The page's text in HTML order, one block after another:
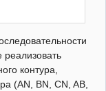
реализовать
контура,
(АN, BN, CN, AB,